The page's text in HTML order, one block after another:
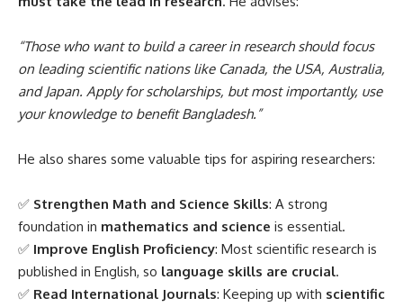
“Those who want to build a career in research should focus
on leading scientific nations like Canada, the USA, Australia,
and Japan. Apply for scholarships, but most importantly, use
your knowledge to benefit Bangladesh.”
He also shares some valuable tips for aspiring researchers:
✅ Strengthen Math and Science Skills: A strong
foundation in mathematics and science is essential.
✅ Improve English Proficiency: Most scientific research is
published in English, so language skills are crucial.
✅ Read International Journals: Keeping up with scientific